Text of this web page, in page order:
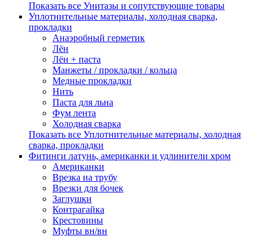
Показать все Унитазы и сопутствующие товары
Уплотнительные материалы, холодная сварка,
прокладки
Анаэробный герметик
Лён
Лён + паста
Манжеты / прокладки / кольца
Медные прокладки
Нить
Паста для льна
Фум лента
Холодная сварка
Показать все Уплотнительные материалы, холодная
сварка, прокладки
Фитинги латунь, американки и удлинители хром
Американки
Врезка на трубу
Врезки для бочек
Заглушки
Контрагайка
Крестовины
Муфты вн/вн